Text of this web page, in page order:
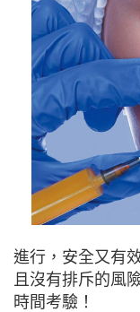
進行，安全又有
且沒有排斥的風
時間考驗！